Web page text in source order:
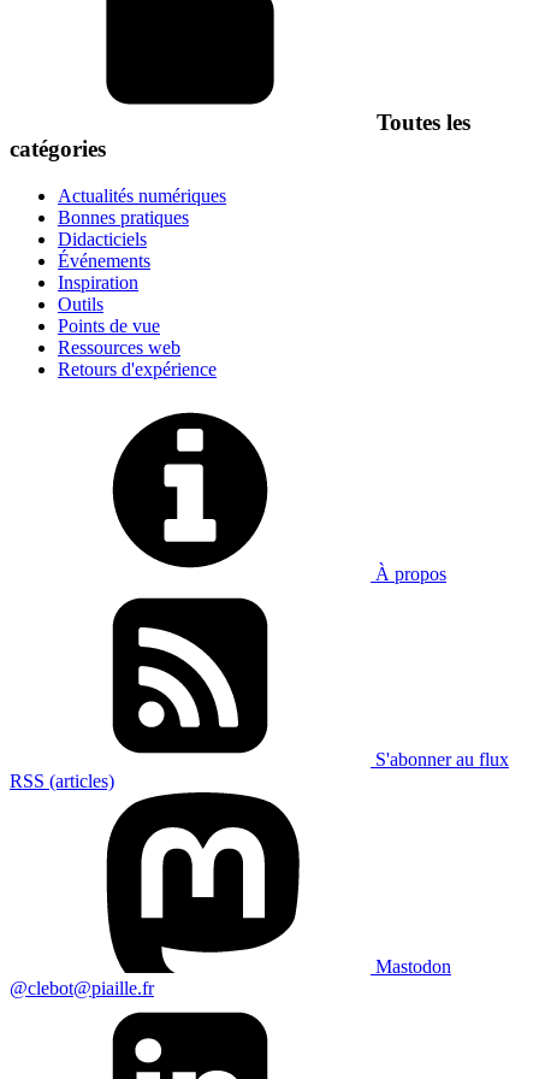
Toutes les
catégories
Actualités numériques
Bonnes pratiques
Didacticiels
Événements
Inspiration
Outils
Points de vue
Ressources web
Retours d'expérience
À propos
S'abonner au flux
RSS (articles)
Mastodon
@clebot@piaille.fr